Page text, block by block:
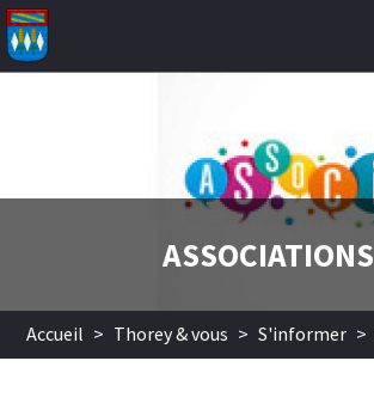
ASSOCIATIONS
Accueil > Thorey & vous > S'informer >